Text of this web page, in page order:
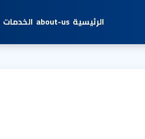
الرئيسية about-us الخدمات